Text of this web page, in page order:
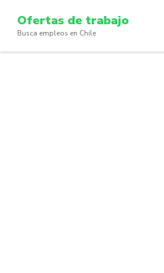
content
(Press
Ofertas de trabajo
Busca empleos en Chile